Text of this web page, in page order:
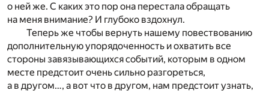
о ней же. С каких это пор она перестала обращать
на меня внимание? И глубоко вздохнул.
Теперь же чтобы вернуть нашему повествованию
дополнительную упорядоченность и охватить все
стороны завязывающихся событий, которым в одном
месте предстоит очень сильно разгореться,
а в другом…, а вот что в другом, нам предстоит узнать,